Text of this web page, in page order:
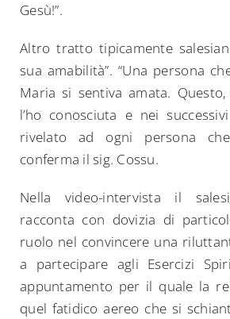
Gesù!”.
Altro tratto tipicamente
sua amabilità”. “Una persona
Maria si sentiva amata. Questo,
l’ho conosciuta e nei
rivelato ad ogni persona
conferma il sig. Cossu.
Nella video-intervista il
racconta con dovizia di
ruolo nel convincere una
a partecipare agli Esercizi
appuntamento per il quale la
quel fatidico aereo che si